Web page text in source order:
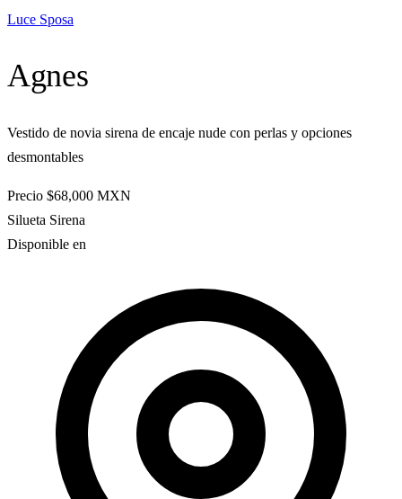
Luce Sposa
Agnes
Vestido de novia sirena de encaje nude con perlas y opciones
desmontables
Precio $68,000 MXN
Silueta Sirena
Disponible en